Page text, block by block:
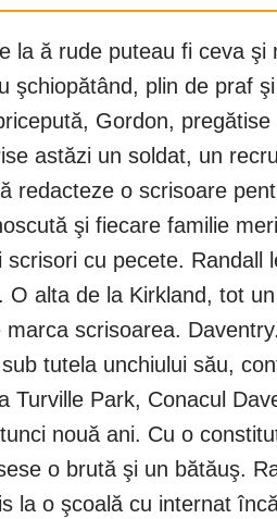
la ă rude puteau fi ceva
şchiopătând, plin de praf
Gordon,
astăzi un soldat, un
redacteze o scrisoare
şi fiecare familie
cu pecete.
O alta de la Kirkland, tot
scrisoarea.
tutela unchiului său,
Turville Park, Conacul
nouă ani. Cu o
o brută şi un bătăuş.
la o şcoală cu internat